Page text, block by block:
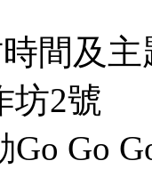
間及主
坊2號
Go Go